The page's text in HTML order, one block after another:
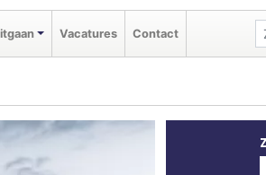
Vacatures Contact